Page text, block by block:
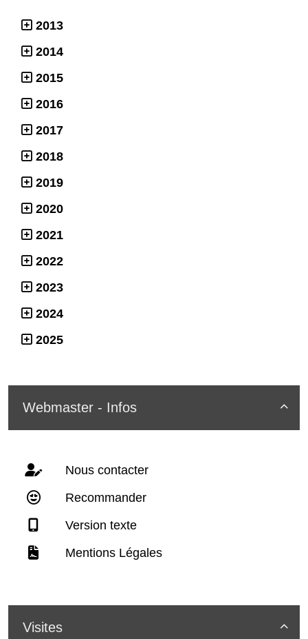
2013
2014
2015
2016
2017
2018
2019
2020
2021
2022
2023
2024
2025

Webmaster - Infos
Nous contacter
Recommander
Version texte
Mentions Légales

Visites